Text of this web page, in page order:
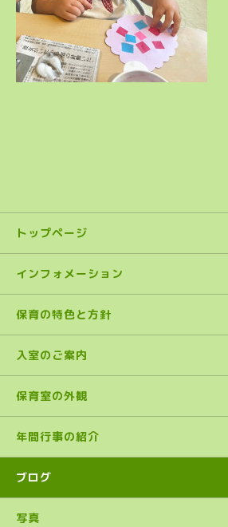
トップページ
インフォメーション
保育の特色と方針
入室のご案内
保育室の外観
年間行事の紹介
ブログ
写真